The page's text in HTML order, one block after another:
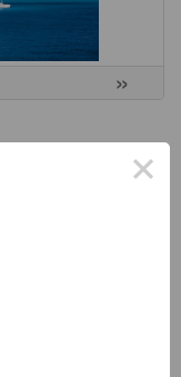
»
×